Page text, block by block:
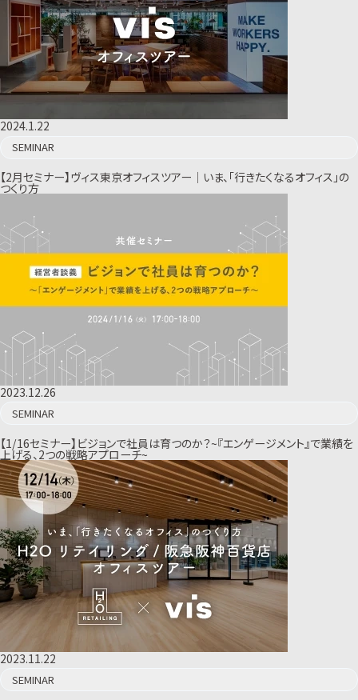
2024.1.22
SEMINAR
【2月セミナー】ヴィス東京オフィスツアー｜いま、「行きたくなるオフィス」の
つくり方
2023.12.26
SEMINAR
【1/16セミナー】ビジョンで社員は育つのか？~『エンゲージメント』で業績を
上げる、2つの戦略アプローチ~
2023.11.22
SEMINAR